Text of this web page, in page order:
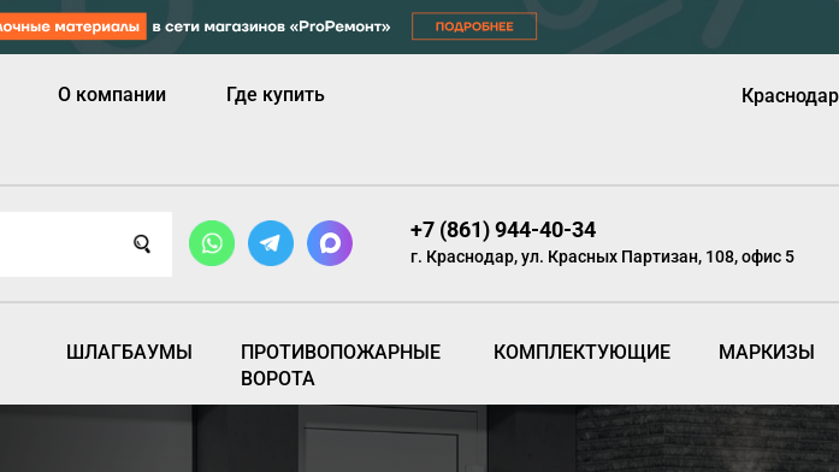
О компании Где купить Краснодар
+7 (861) 944-40-34
г. Краснодар, ул. Красных Партизан, 108, офис 5
ШЛАГБАУМЫ
ПРОТИВОПОЖАРНЫЕ
ВОРОТА
КОМПЛЕКТУЮЩИЕ МАРКИЗЫ